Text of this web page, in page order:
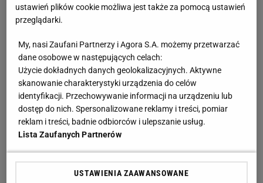
ustawień plików cookie możliwa jest także za pomocą ustawień
przeglądarki.
My, nasi Zaufani Partnerzy i Agora S.A. możemy przetwarzać
dane osobowe w następujących celach:
Użycie dokładnych danych geolokalizacyjnych. Aktywne
skanowanie charakterystyki urządzenia do celów
identyfikacji. Przechowywanie informacji na urządzeniu lub
dostęp do nich. Spersonalizowane reklamy i treści, pomiar
reklam i treści, badnie odbiorców i ulepszanie usług.
Lista Zaufanych Partnerów
USTAWIENIA ZAAWANSOWANE